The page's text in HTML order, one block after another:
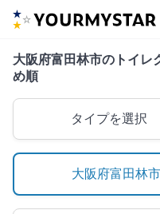
大阪府富田林市のトイレ
め順
タイプを選択
大阪府富田林市